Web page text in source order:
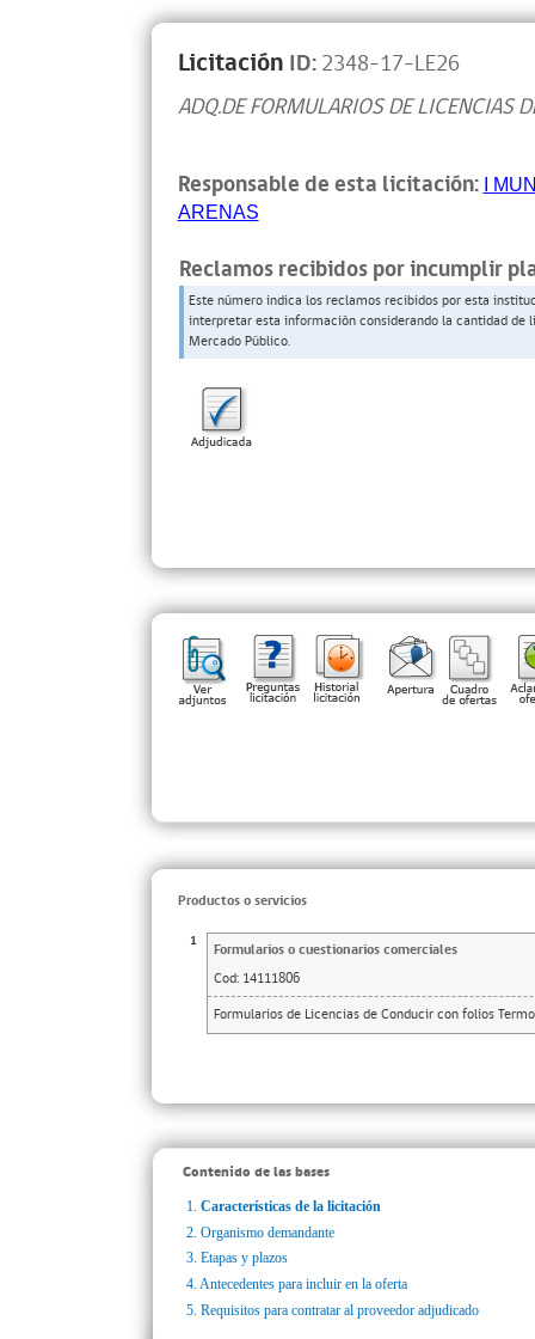
Licitación ID:2348-17-LE26
ADQ.DE FORMULARIOS DE LICENCIAS
Responsable de esta licitación:I
ARENAS
Reclamos recibidos por incumplir
Este número indica los reclamos recibidos por esta
interpretar esta información considerando la cantidad
Mercado Público.
Productos o servicios
1
Formularios o cuestionarios comerciales
Cod: 14111806
Formularios de Licencias de Conducir con folios
Contenido de las bases
1. Características de la licitación
2. Organismo demandante
3. Etapas y plazos
4. Antecedentes para incluir en la oferta
5. Requisitos para contratar al proveedor adjudicado